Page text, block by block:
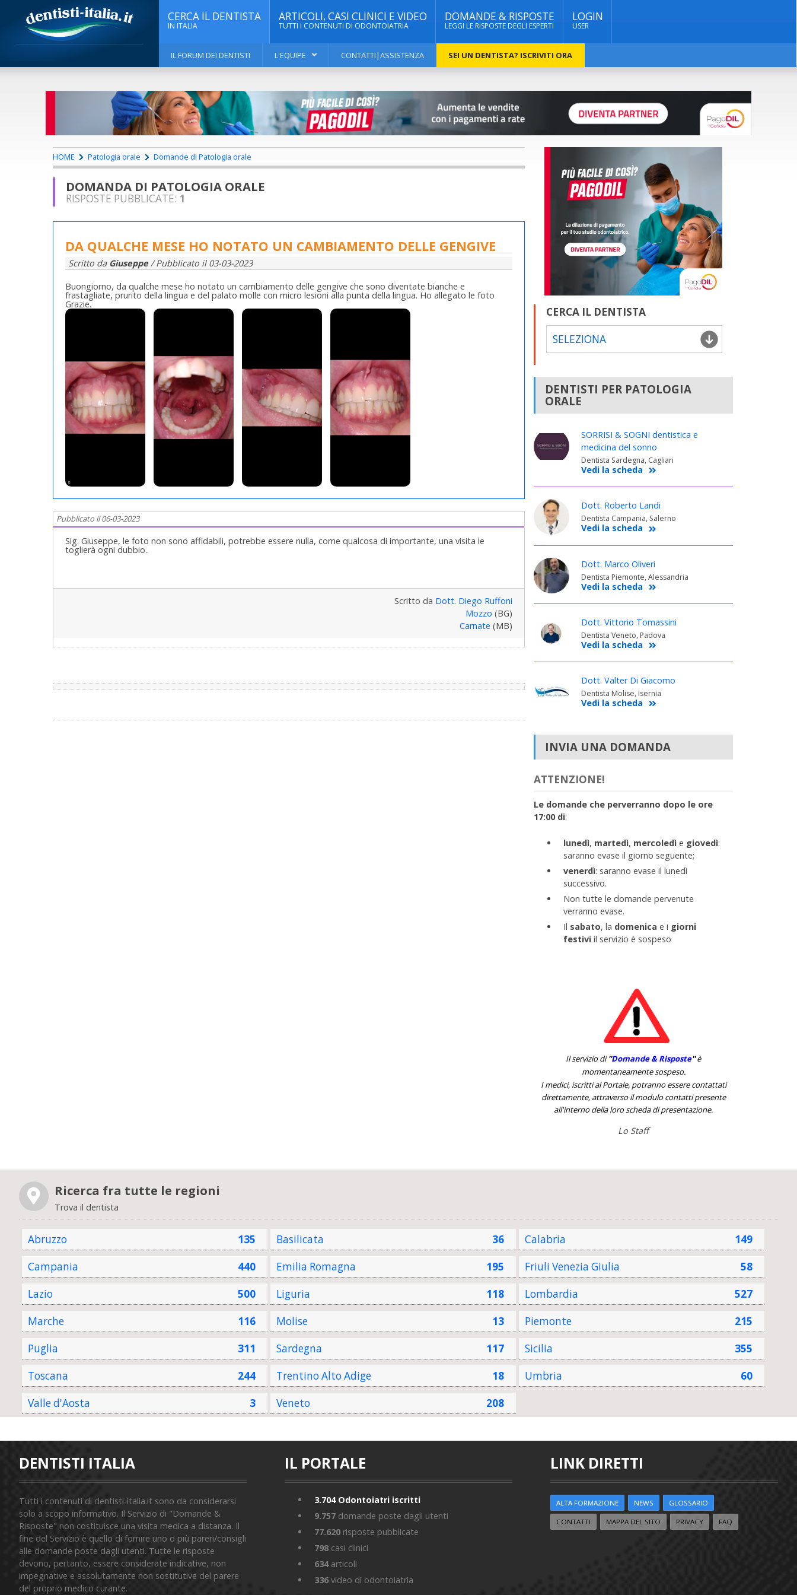
CERCA IL DENTISTA
IN ITALIA
ARTICOLI, CASI CLINICI E VIDEO
TUTTI I CONTENUTI DI ODONTOIATRIA
DOMANDE & RISPOSTE
LEGGI LE RISPOSTE DEGLI ESPERTI
LOGIN
USER
IL FORUM DEI DENTISTI L'EQUIPE CONTATTI|ASSISTENZA SEI UN DENTISTA? ISCRIVITI ORA
HOME Patologia orale Domande di Patologia orale
DOMANDA DI PATOLOGIA ORALE
RISPOSTE PUBBLICATE: 1
DA QUALCHE MESE HO NOTATO UN CAMBIAMENTO DELLE GENGIVE
Scritto da Giuseppe / Pubblicato il 03-03-2023
Buongiorno, da qualche mese ho notato un cambiamento delle gengive che sono diventate bianche e
frastagliate, prurito della lingua e del palato molle con micro lesioni alla punta della lingua. Ho allegato le foto
Grazie.
Pubblicato il 06-03-2023
Sig. Giuseppe, le foto non sono affidabili, potrebbe essere nulla, come qualcosa di importante, una visita le
toglierà ogni dubbio..
Scritto da Dott. Diego Ruffoni
Mozzo (BG)
Carnate (MB)
CERCA IL DENTISTA
SELEZIONA
DENTISTI PER PATOLOGIA
ORALE
SORRISI & SOGNI dentistica e
medicina del sonno
Dentista Sardegna, Cagliari
Vedi la scheda
Dott. Roberto Landi
Dentista Campania, Salerno
Vedi la scheda
Dott. Marco Oliveri
Dentista Piemonte, Alessandria
Vedi la scheda
Dott. Vittorio Tomassini
Dentista Veneto, Padova
Vedi la scheda
Dott. Valter Di Giacomo
Dentista Molise, Isernia
Vedi la scheda
INVIA UNA DOMANDA
ATTENZIONE!
Le domande che perverranno dopo le ore
17:00 di:
lunedì, martedì, mercoledì e giovedì:
saranno evase il giorno seguente;
venerdì: saranno evase il lunedì
successivo.
Non tutte le domande pervenute
verranno evase.
Il sabato, la domenica e i giorni
festiviil servizio è sospeso
Il servizio di''Domande & Risposte''è
momentaneamente sospeso.
I medici, iscritti al Portale, potranno essere contattati
direttamente, attraverso il modulo contatti presente
all'interno della loro scheda di presentazione.
Lo Staff
Ricerca fra tutte le regioni
Trova il dentista
Abruzzo 135 Basilicata 36 Calabria
149
Campania
440 Emilia Romagna 195 Friuli Venezia Giulia
58
Lazio
500 Liguria 118 Lombardia
527
Marche
116 Molise 13 Piemonte
215
Puglia
311 Sardegna 117 Sicilia
355
Toscana
244 Trentino Alto Adige 18 Umbria
60
Valle d'Aosta
3 Veneto 208
DENTISTI ITALIA
Tutti i contenuti di dentisti-italia.it sono da considerarsi
solo a scopo informativo. Il Servizio di "Domande &
Risposte" non costituisce una visita medica a distanza. Il
fine del Servizio è quello di fornire uno o più pareri/consigli
alle domande poste dagli utenti. Tutte le risposte
devono, pertanto, essere considerate indicative, non
impegnative e assolutamente non sostitutive del parere
del proprio medico curante.
IL PORTALE
3.704Odontoiatri iscritti
9.757 domande poste dagli utenti
77.620 risposte pubblicate
798 casi clinici
634articoli
336 video di odontoiatria
LINK DIRETTI
ALTA FORMAZIONE NEWS GLOSSARIO
CONTATTI MAPPA DEL SITO PRIVACY FAQ